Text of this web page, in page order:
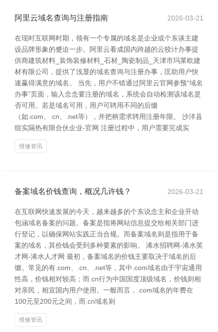
阿里云域名查询与注册指南 2026-03-21
在现时互联网时期，领有一个专属的域名是企业或个东谈主建
设品牌形象的蹙迫一步。阿里云看成国内跨越的云狡计办事提
供商建筑材料_装饰装修材料_石材_陶瓷制品_天津市玛莱欧建
材有限公司，提供了浅显的域名查询与注册办事，匡助用户快
速赢得满意的域名。 当先，用户不错通过阿里云官网参预“域名
办事”页面，输入念念要注册的域名，系统会自动检测该域名是
否可用。若是域名可用，用户可聘用不同的后缀
（如.com、.cn、.net等），并把柄需求聘用注册年限。 沙洋县
组实隔热有限合伙企业-官网 注册过程中，用户需要完成实
维修资讯
备案域名价钱查询，概况几许钱？ 2026-03-21
在互联网快速发展的今天，越来越多的个东说念主和企业开动
包涵域名备案的问题。备案是指将网站信息提交给相关部门进
行登记，以确保网站实践正当合规。而备案域名则是指用于备
案的域名，其价钱会受到多种要素的影响。 浠水招聘网-浠水英
才网-浠水人才网 最初，备案域名的价钱主要取决于域名的后
缀。常见的有.com、.cn、.net等，其中.com域名由于宇宙通用
性高，价钱相对较高；而.cn行为中国国度顶级域名，价钱则相
对亲民，相宜国内用户使用。一般而言，.com域名的年费在
100元至200元之间，而.cn域名则
维修资讯